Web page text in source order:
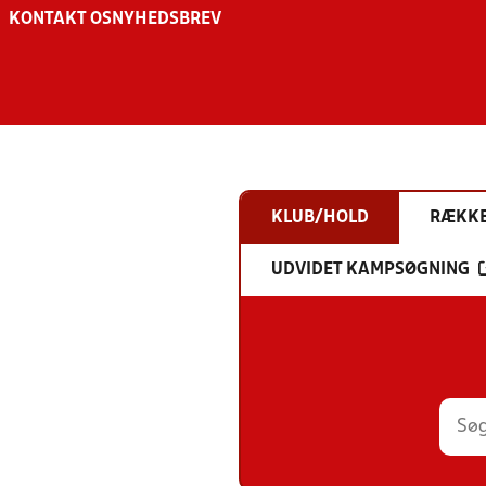
KONTAKT OS NYHEDSBREV
KLUB/HOLD
UDVIDET KAMPSØGNING